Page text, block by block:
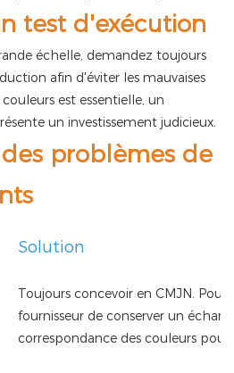
test d'exécution
échelle, demandez toujours
afin d'éviter les mauvaises
est essentielle, un
un investissement judicieux.
problèmes de
Solution
Toujours concevoir en CMJN.
fournisseur de conserver un
correspondance des couleurs pour